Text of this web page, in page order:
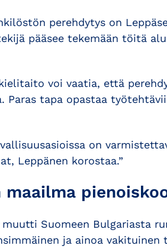
perehdytys on
pääsee tekemään töitä
voi vaatia, että
Paras tapa opastaa
on
Leppänen korostaa.”
muutti Suomeen Bulgariasta
ja ainoa vakituinen